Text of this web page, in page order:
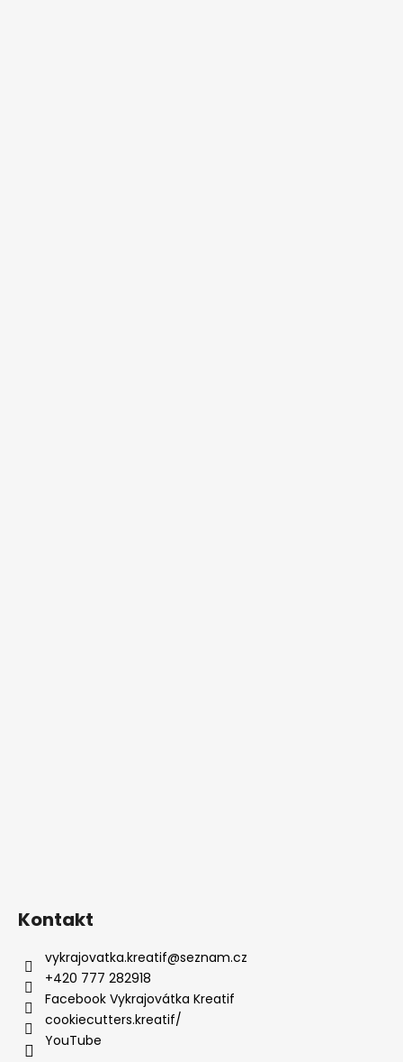
Kontakt
vykrajovatka.kreatif@seznam.cz
+420 777 282918
Facebook Vykrajovátka Kreatif
cookiecutters.kreatif/
YouTube